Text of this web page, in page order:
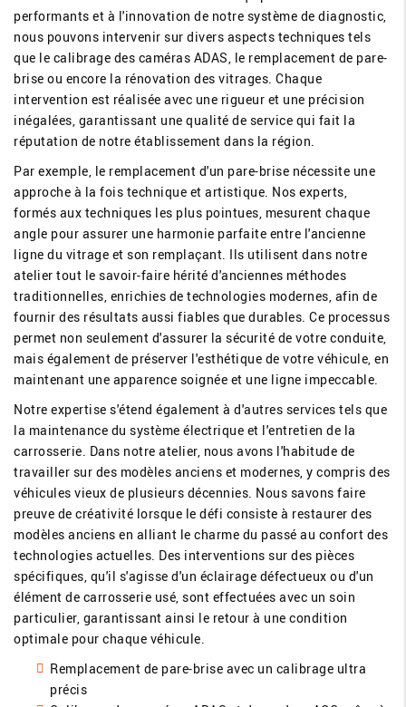
performants et à l'innovation de notre système de diagnostic,
nous pouvons intervenir sur divers aspects techniques tels
que le calibrage des caméras ADAS, le remplacement de pare-
brise ou encore la rénovation des vitrages. Chaque
intervention est réalisée avec une rigueur et une précision
inégalées, garantissant une qualité de service qui fait la
réputation de notre établissement dans la région.
Par exemple, le remplacement d'un pare-brise nécessite une
approche à la fois technique et artistique. Nos experts,
formés aux techniques les plus pointues, mesurent chaque
angle pour assurer une harmonie parfaite entre l'ancienne
ligne du vitrage et son remplaçant. Ils utilisent dans notre
atelier tout le savoir-faire hérité d'anciennes méthodes
traditionnelles, enrichies de technologies modernes, afin de
fournir des résultats aussi fiables que durables. Ce processus
permet non seulement d'assurer la sécurité de votre conduite,
mais également de préserver l'esthétique de votre véhicule, en
maintenant une apparence soignée et une ligne impeccable.
Notre expertise s'étend également à d'autres services tels que
la maintenance du système électrique et l'entretien de la
carrosserie. Dans notre atelier, nous avons l'habitude de
travailler sur des modèles anciens et modernes, y compris des
véhicules vieux de plusieurs décennies. Nous savons faire
preuve de créativité lorsque le défi consiste à restaurer des
modèles anciens en alliant le charme du passé au confort des
technologies actuelles. Des interventions sur des pièces
spécifiques, qu'il s'agisse d'un éclairage défectueux ou d'un
élément de carrosserie usé, sont effectuées avec un soin
particulier, garantissant ainsi le retour à une condition
optimale pour chaque véhicule.
Remplacement de pare-brise avec un calibrage ultra
précis